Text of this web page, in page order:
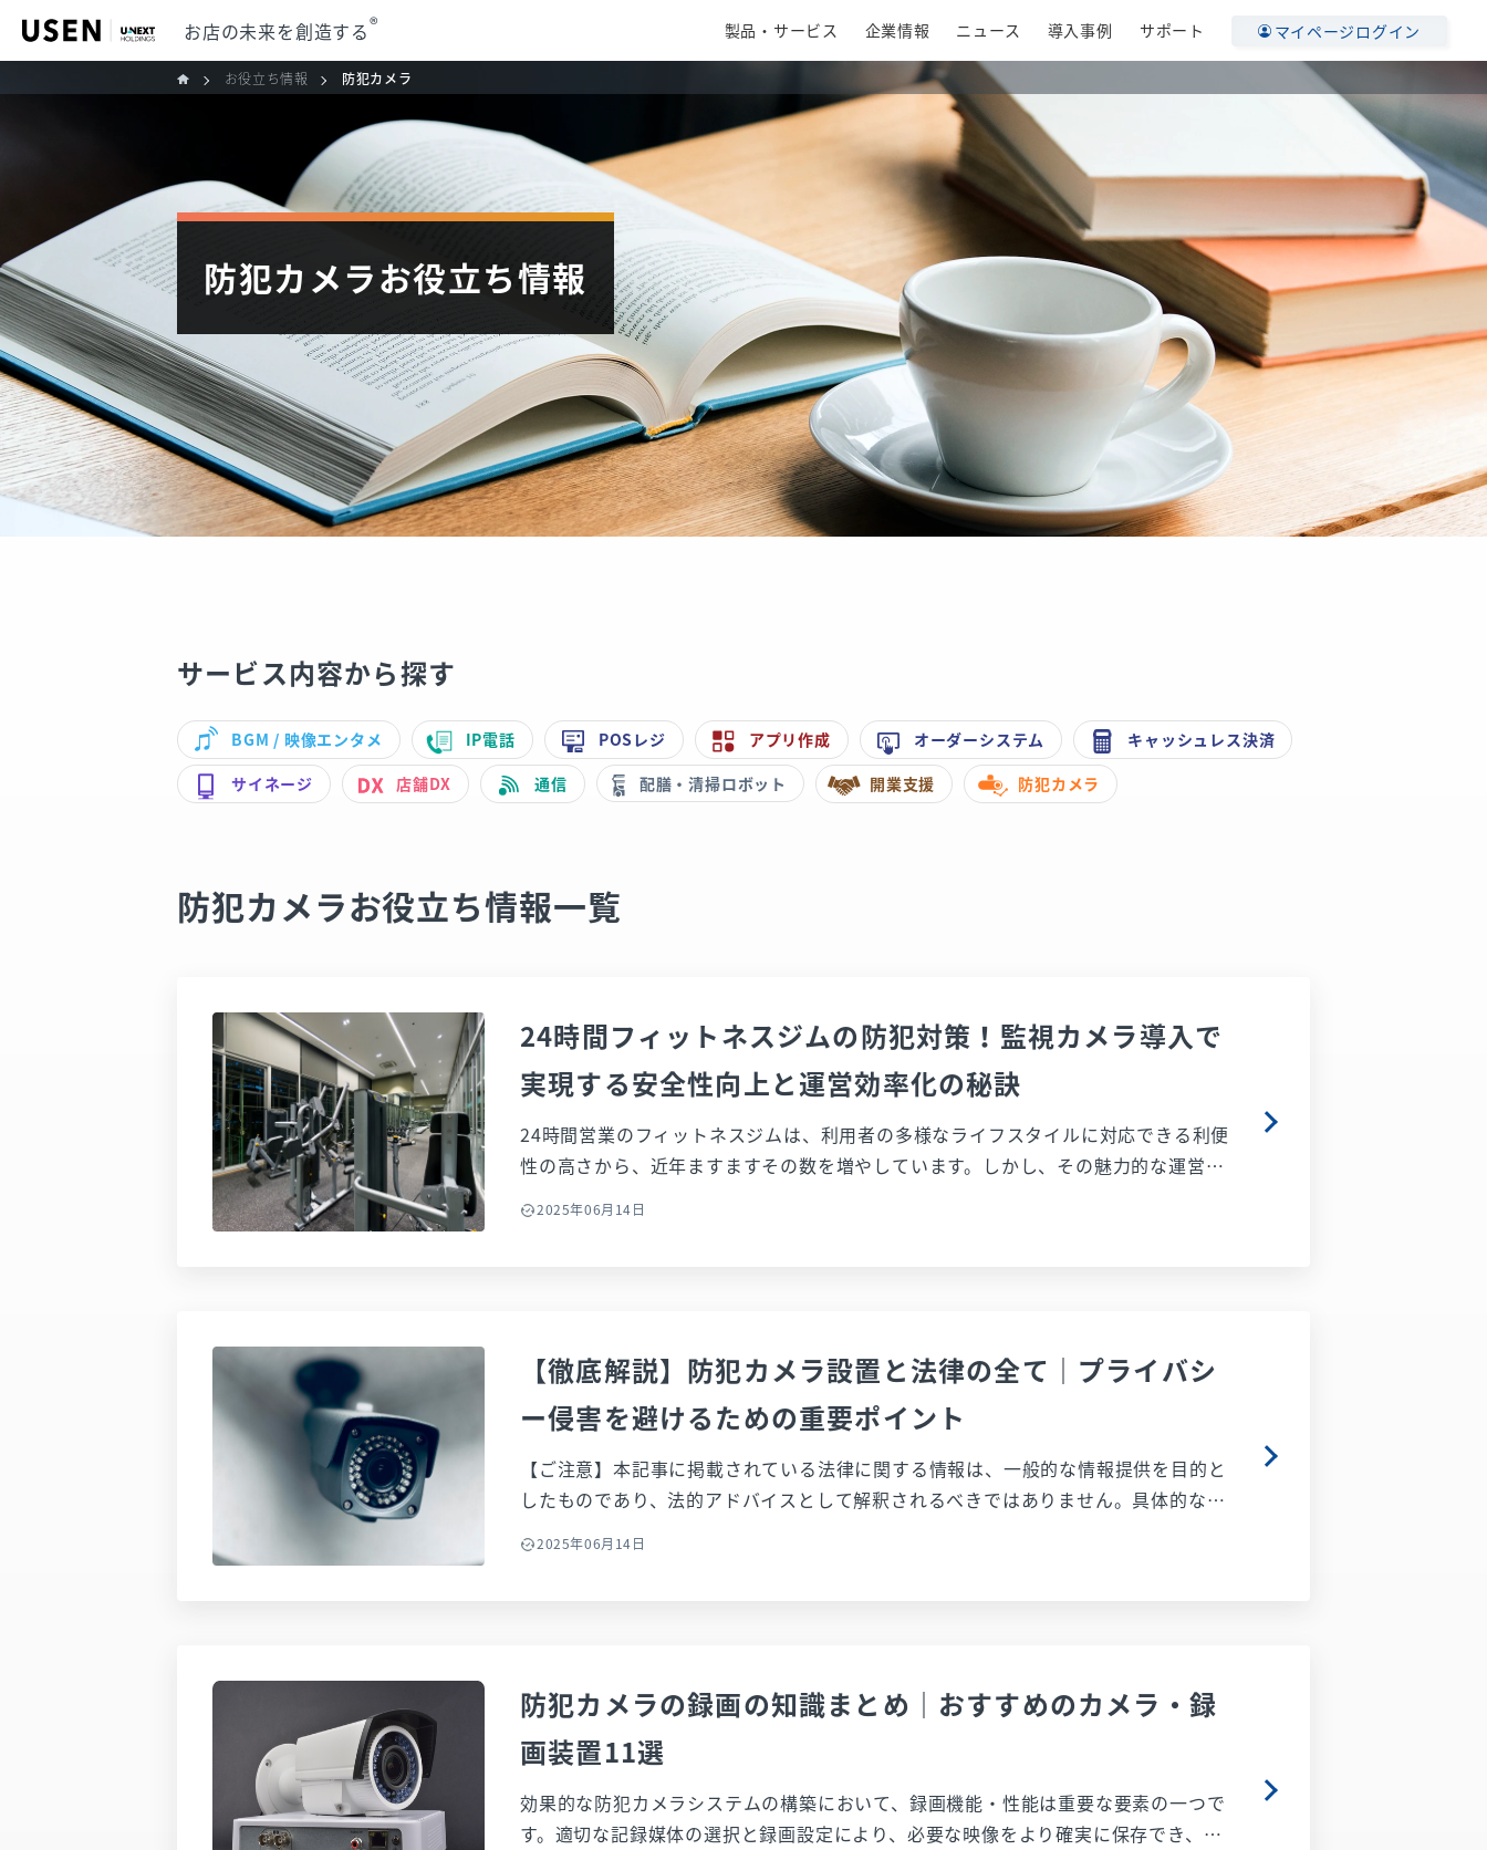
製品・サービス 企業情報 ニュース 導入事例 サポート マイページログイン
お店の未来を創造する®
お役立ち情報 防犯カメラ
防犯カメラお役立ち情報
サービス内容から探す
BGM / 映像エンタメ IP電話 POSレジ アプリ作成 オーダーシステム キャッシュレス決済
サイネージ 店舗DX 通信 配膳・清掃ロボット 開業支援 防犯カメラ
防犯カメラお役立ち情報一覧
24時間フィットネスジムの防犯対策！監視カメラ導入で
実現する安全性向上と運営効率化の秘訣
24時間営業のフィットネスジムは、利用者の多様なライフスタイルに対応できる利便
性の高さから、近年ますますその数を増やしています。しかし、その魅力的な運営形
態の裏側で、スタッフが不在となる時間帯の安全性確保や、多様化するトラブルへの
さらには実際の活用パターンに至るまで詳しく解説しています。本記事を読むこと
で、安全で効率的なジム運営を実現し、会員様に安心して利用いただける施設作りの
ための具体的なヒントや解決策を見つけることができるでしょう。
2025年06月14日
【徹底解説】防犯カメラ設置と法律の全て｜プライバシ
ー侵害を避けるための重要ポイント
【ご注意】本記事に掲載されている法律に関する情報は、一般的な情報提供を目的と
したものであり、法的アドバイスとして解釈されるべきではありません。具体的な法
律問題については、必ず弁護士等の専門家にご相談ください。また、法令は改正され
関わり、具体的なプライバシー対策、録画データの管理方法まで網羅的に解説しま
す。安心してカメラを活用し、安全な環境を実現するための情報が満載です。法的ポ
イントを理解し、適切な運用を目指しましょう。
2025年06月14日
防犯カメラの録画の知識まとめ｜おすすめのカメラ・録
画装置11選
効果的な防犯カメラシステムの構築において、録画機能・性能は重要な要素の一つで
す。適切な記録媒体の選択と録画設定により、必要な映像をより確実に保存でき、万